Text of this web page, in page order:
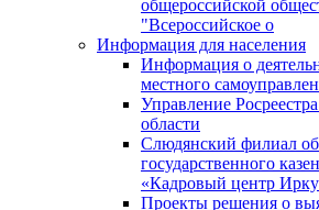
общероссийской
"Всероссийское о
Информация для населения
Информация о
местного
Управление
области
Слюдянский филиал
государственного
«Кадровый центр
Проекты решения о